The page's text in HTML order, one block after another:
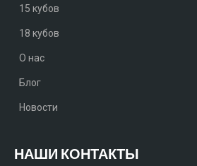
15 кубов
18 кубов
О нас
Блог
Новости
НАШИ КОНТАКТЫ